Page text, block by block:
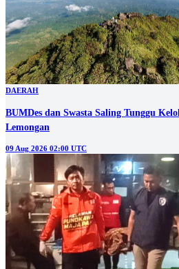
DAERAH
BUMDes dan Swasta Saling Tunggu
Lemongan
09 Aug 2026 02:00 UTC